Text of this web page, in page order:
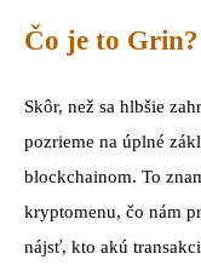
Čo je to Grin?
Skôr, než sa hlbšie
pozrieme na úplné
blockchainom. To
kryptomenu, čo nám
nájsť, kto akú